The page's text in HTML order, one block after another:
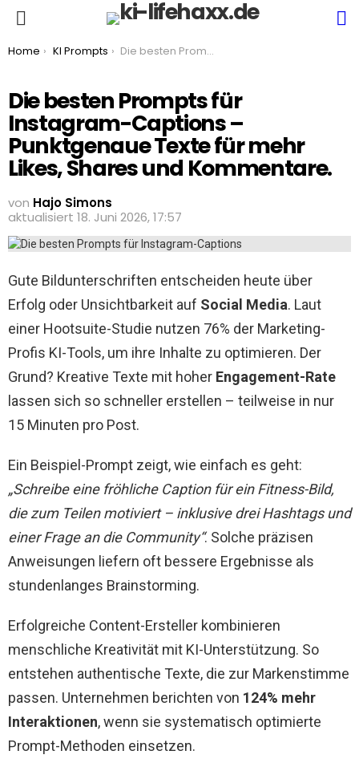
You are here:
Home KI Prompts Die besten Prompts für Instagram-Captions – Punktgenaue Texte für mehr Likes, Shares und Kommentare.
Die besten Prompts für
Instagram-Captions –
Punktgenaue Texte für mehr
Likes, Shares und Kommentare.
von Hajo Simons
aktualisiert 18. Juni 2026, 17:57
Gute Bildunterschriften entscheiden heute über
Erfolg oder Unsichtbarkeit auf Social Media. Laut
einer Hootsuite-Studie nutzen 76% der Marketing-
Profis KI-Tools, um ihre Inhalte zu optimieren. Der
Grund? Kreative Texte mit hoher Engagement-Rate
lassen sich so schneller erstellen – teilweise in nur
15 Minuten pro Post.
Ein Beispiel-Prompt zeigt, wie einfach es geht:
„Schreibe eine fröhliche Caption für ein Fitness-Bild,
die zum Teilen motiviert – inklusive drei Hashtags und
einer Frage an die Community“. Solche präzisen
Anweisungen liefern oft bessere Ergebnisse als
stundenlanges Brainstorming.
Erfolgreiche Content-Ersteller kombinieren
menschliche Kreativität mit KI-Unterstützung. So
entstehen authentische Texte, die zur Markenstimme
passen. Unternehmen berichten von 124% mehr
Interaktionen, wenn sie systematisch optimierte
Prompt-Methoden einsetzen.